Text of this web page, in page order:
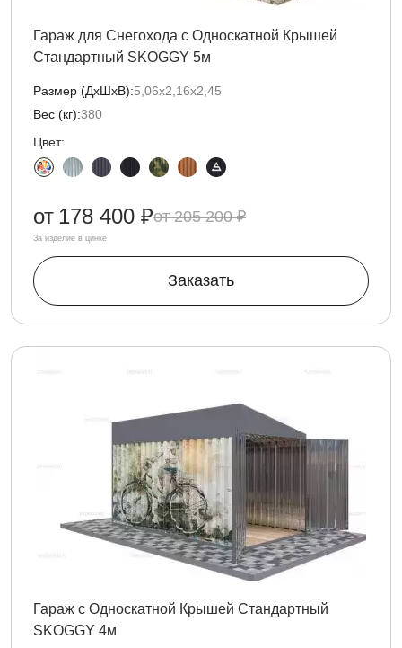
Гараж для Снегохода с Односкатной Крышей
Стандартный SKOGGY 5м
Размер (ДxШxВ):5,06х2,16х2,45
Вес (кг):380
Цвет:
205 200 ₽
от 178 400 ₽
За изделие в цинке
Заказать
Гараж с Односкатной Крышей Стандартный
SKOGGY 4м